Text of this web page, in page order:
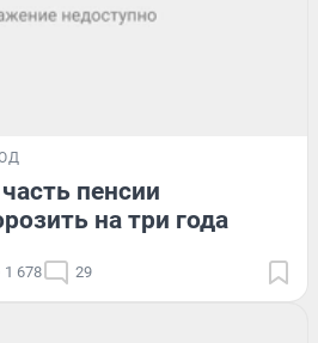
пенсии
на три года
1 678 29